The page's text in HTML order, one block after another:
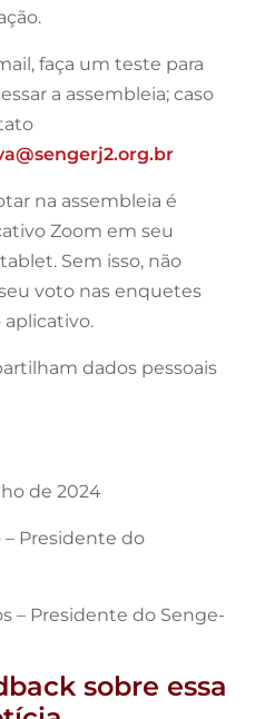
faça um teste para
a assembleia; caso
na assembleia é
Zoom em seu
Sem isso, não
voto nas enquetes
dados pessoais
de 2024
– Presidente do
– Presidente do Senge-
sobre essa